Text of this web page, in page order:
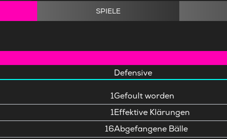
SPIELE
1
1
16
Defensive
Gefoult worden
Effektive Klärungen
Abgefangene Bälle